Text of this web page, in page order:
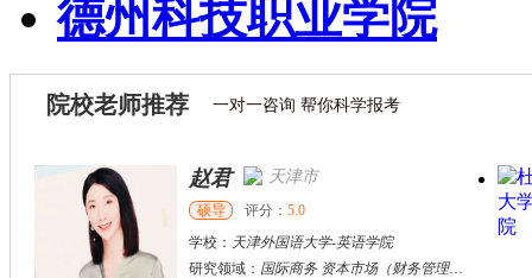
德州科技职业学院
院校老师推荐 一对一咨询 帮你科学报考
赵君 天津市
硕导 评分： 5.0
学校： 天津外国语大学-英语学院
研究领域： 国际商务 资本市场（财务管理）区域经济